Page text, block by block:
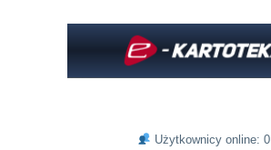
Użytkownicy online: 0